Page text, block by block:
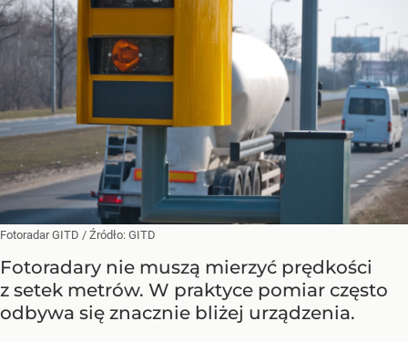
Fotoradar GITD / Źródło: GITD
Fotoradary nie muszą mierzyć prędkości
z setek metrów. W praktyce pomiar często
odbywa się znacznie bliżej urządzenia.